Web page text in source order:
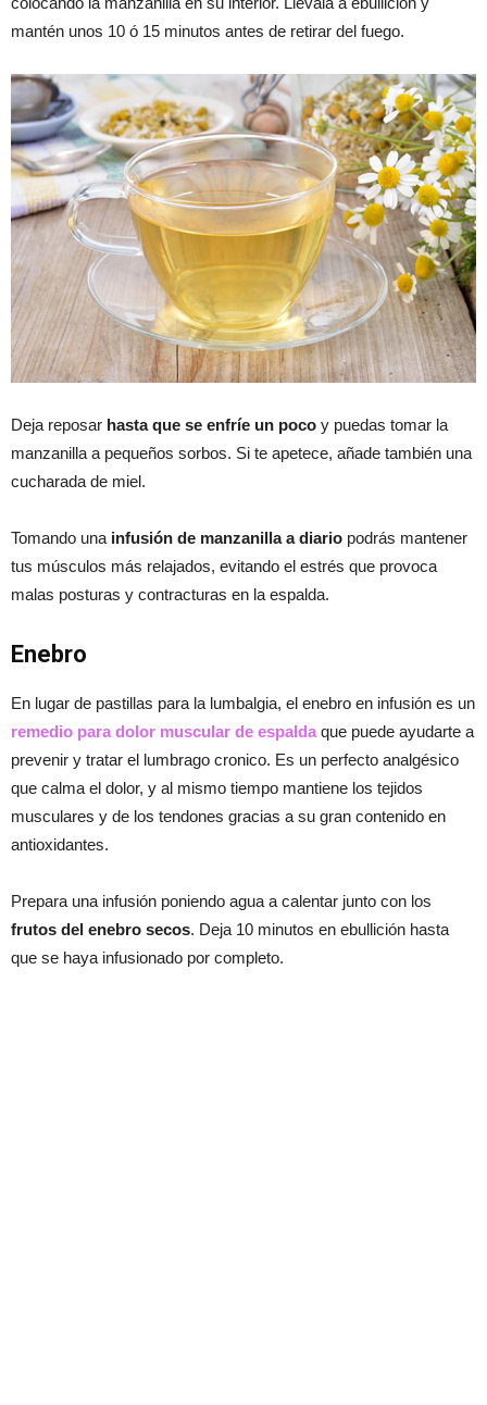
mantén unos 10 ó 15 minutos antes de retirar del fuego.
Deja reposar hasta que se enfríe un poco y puedas tomar la
manzanilla a pequeños sorbos. Si te apetece, añade también una
cucharada de miel.
Tomando una infusión de manzanilla a diario podrás mantener
tus músculos más relajados, evitando el estrés que provoca
malas posturas y contracturas en la espalda.
Enebro
En lugar de pastillas para la lumbalgia, el enebro en infusión es un
remedio para dolor muscular de espalda que puede ayudarte a
prevenir y tratar el lumbrago cronico. Es un perfecto analgésico
que calma el dolor, y al mismo tiempo mantiene los tejidos
musculares y de los tendones gracias a su gran contenido en
antioxidantes.
Prepara una infusión poniendo agua a calentar junto con los
frutos del enebro secos. Deja 10 minutos en ebullición hasta
que se haya infusionado por completo.